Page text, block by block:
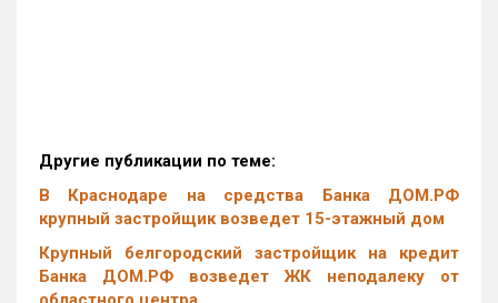
Другие публикации по теме:
В Краснодаре на средства Банка ДОМ.РФ
крупный застройщик возведет 15-этажный дом
Крупный белгородский застройщик на кредит
Банка ДОМ.РФ возведет ЖК неподалеку от